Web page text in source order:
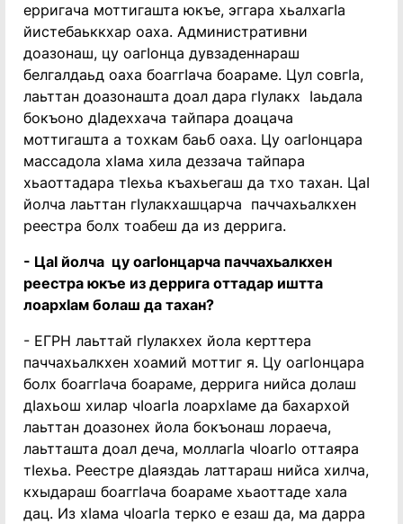
ерригача моттигашта юкъе, эггара хьалхагӏа
йистебаьккхар оаха. Административни
доазонаш, цу оагӏонца дувзаденнараш
белгалдаьд оаха боаггӏача боараме. Цул совгӏа,
лаьттан доазонашта доал дара гӏулакх ӏаьдала
бокъоно дӏадеххача тайпара доацача
моттигашта а тохкам баьб оаха. Цу оагӏонцара
массадола хӏама хила деззача тайпара
хьаоттадара тӏехьа къахьегаш да тхо тахан. Цаӏ
йолча лаьттан гӏулакхашцарча паччахьалкхен
реестра болх тоабеш да из деррига.
- Цаӏ йолча цу оагӏонцарча паччахьалкхен
реестра юкъе из деррига оттадар иштта
лоархӏам болаш да тахан?
- ЕГРН лаьттай гӏулакхех йола керттера
паччахьалкхен хоамий моттиг я. Цу оагӏонцара
болх боаггӏача боараме, деррига нийса долаш
дӏахьош хилар чӏоагӏа лоархӏаме да бахархой
лаьттан доазонех йола бокъонаш лораеча,
лаьтташта доал деча, моллагӏа чӏоагӏо оттаяра
тӏехьа. Реестре дӏаяздаь латтараш нийса хилча,
кхыдараш боаггӏача боараме хьаоттаде хала
дац. Из хӏама чӏоагӏа терко е езаш да, ма дарра